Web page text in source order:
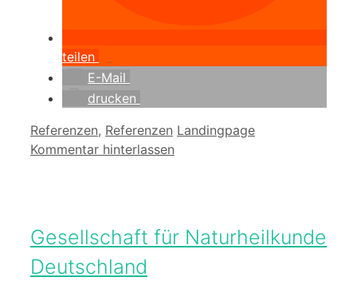
teilen
E-Mail
drucken
Kategorien
Referenzen, Referenzen Schlagwörter
Landingpage
Kommentar hinterlassen
Gesellschaft für Naturheilkunde
Deutschland